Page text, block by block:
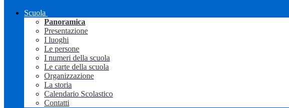
Scuola
Panoramica
Presentazione
I luoghi
Le persone
I numeri della scuola
Le carte della scuola
Organizzazione
La storia
Calendario Scolastico
Contatti